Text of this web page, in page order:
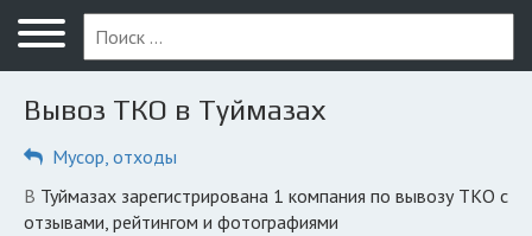
Меню
Главная
Вопрос юристу
Туймазы
Вывоз ТКО в Туймазах
Мусор, отходы
в Туймазах зарегистрирована 1 компания по вывозу ТКО с
отзывами, рейтингом и фотографиями